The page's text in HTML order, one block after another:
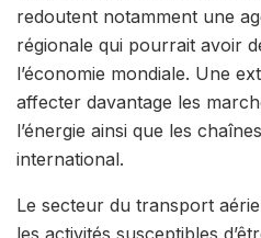
redoutent notamment une
régionale qui pourrait avoir
l’économie mondiale. Une
affecter davantage les
l’énergie ainsi que les
international.
Le secteur du transport
les activités susceptibles